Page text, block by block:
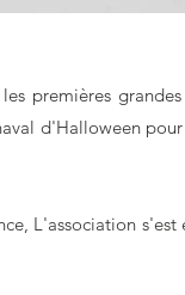
premières
d'Halloween
L'association